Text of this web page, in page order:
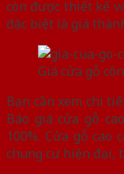
còn được thiết kế
đặc biệt là giá
Giá cửa gỗ
Bạn cần xem chi
Báo giá cửa gỗ
100%. Cửa gỗ cao
chung cư hiện đại,